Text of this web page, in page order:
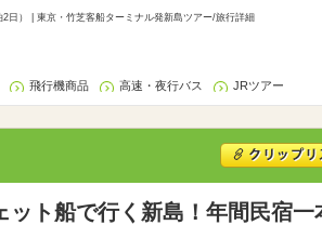
日） | 東京・竹芝客船ターミナル発新島ツアー/旅行詳細
飛行機商品 高速・夜行バス JRツアー
ト船で行く新島！年間民宿一